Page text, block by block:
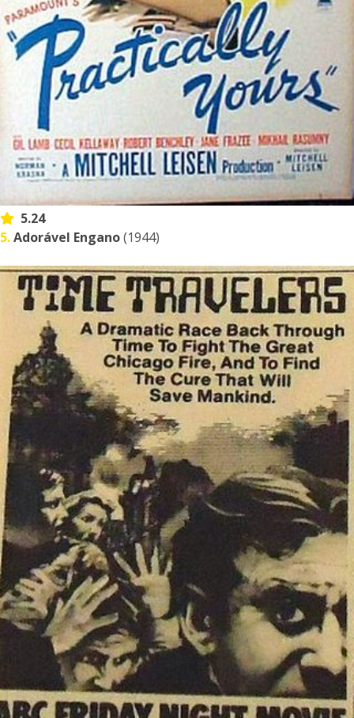
5.24
5.Adorável Engano(1944)